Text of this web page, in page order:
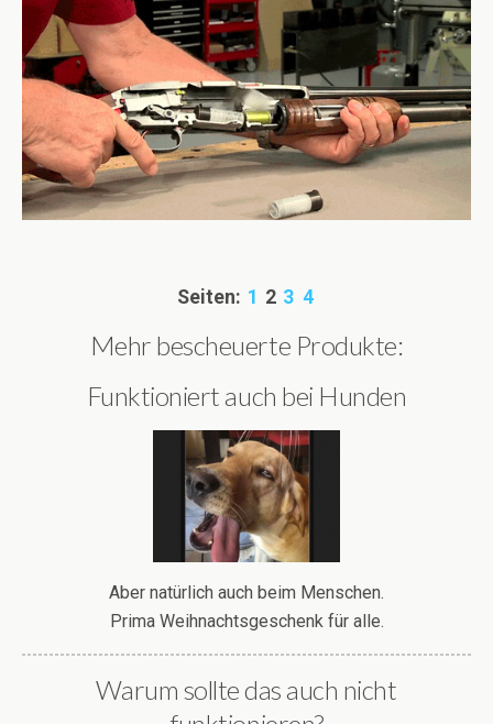
Seiten: 1 2 3 4
Mehr bescheuerte Produkte:
Funktioniert auch bei Hunden
Aber natürlich auch beim Menschen.
Prima Weihnachtsgeschenk für alle.
Warum sollte das auch nicht